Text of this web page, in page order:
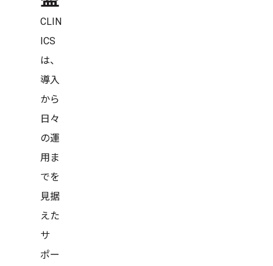
CLIN
ICS
は、
導入
から
日々
の運
用ま
でを
見据
えた
サ
ポー